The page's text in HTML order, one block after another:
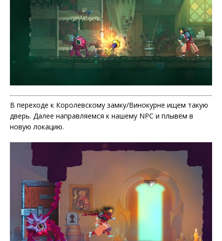
В переходе к Королевскому замку/Винокурне ищем такую
дверь. Далее направляемся к нашему NPC и плывём в
новую локацию.